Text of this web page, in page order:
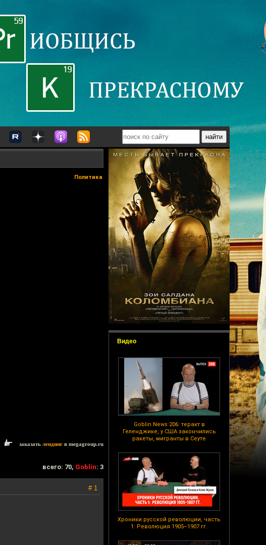
Видео
Goblin News 206: теракт в
Геленджике, у США закончились
ракеты, мигранты в Сеуте
Хроники русской революции, часть
1: Революция 1905–1907 гг.
Политика
заказать лендинг в megagroup.ru
всего: 70, Goblin: 3
# 1